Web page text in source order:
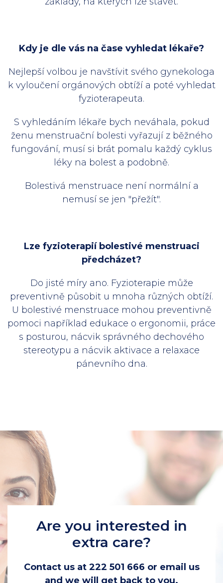
Kdy je dle vás na čase vyhledat lékaře?
Nejlepší volbou je navštívit svého gynekologa
k vyloučení orgánových obtíží a poté vyhledat
fyzioterapeuta.
S vyhledáním lékaře bych neváhala, pokud
ženu menstruační bolesti vyřazují z běžného
fungování, musí si brát pomalu každý cyklus
léky na bolest a podobně.
Bolestivá menstruace není normální a
nemusí se jen "přežít".
Lze fyzioterapií bolestivé menstruaci
předcházet?
Do jisté míry ano. Fyzioterapie může
preventivně působit u mnoha různých obtíží.
U bolestivé menstruace mohou preventivně
pomoci například edukace o ergonomii, práce
s posturou, nácvik správného dechového
stereotypu a nácvik aktivace a relaxace
pánevního dna.
Are you interested in
extra care?
Contact us at 222 501 666 or email us
and we will get back to you.